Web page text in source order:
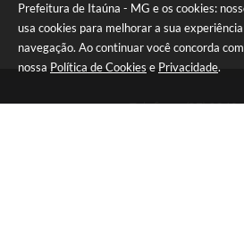
Prefeitura de Itaúna - MG e os cookies:
usa cookies para melhorar a sua
navegação. Ao continuar você concorda
nossa Política de Cookies e Privacidade.
Telefone: (37)